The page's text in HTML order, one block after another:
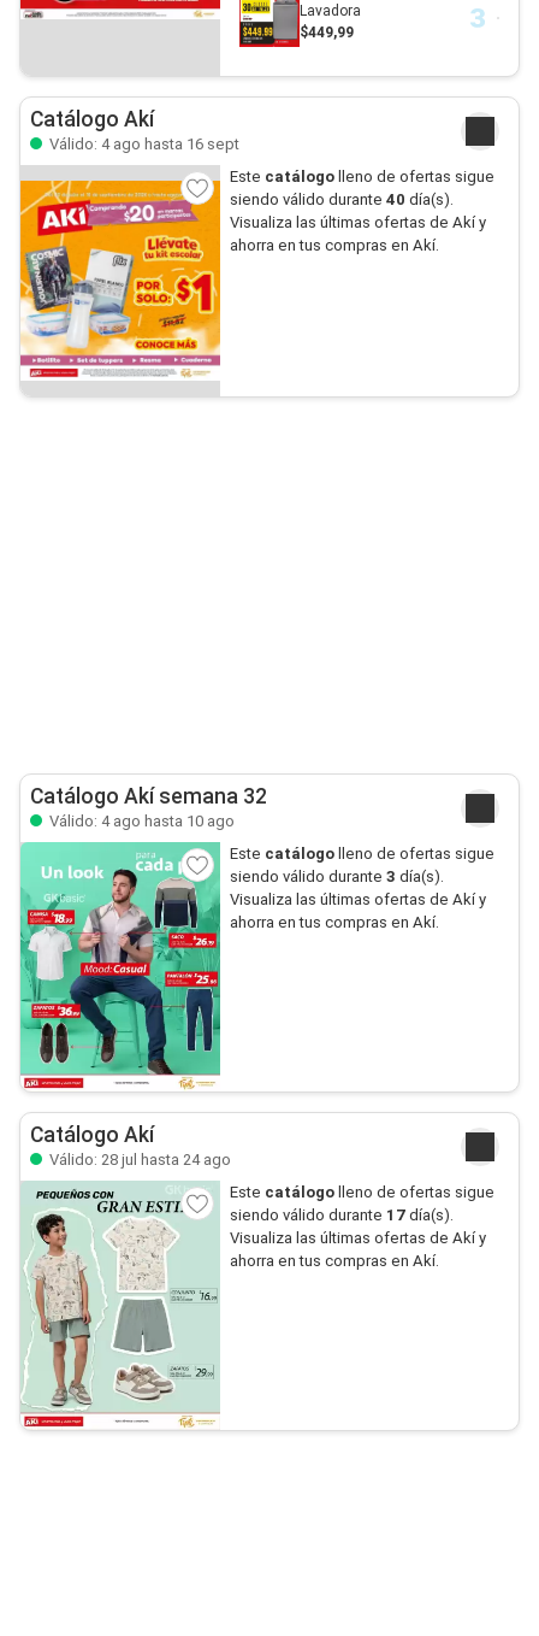
Lavadora
$449,99
Catálogo Akí
Válido: 4 ago hasta 16 sept
Este catálogo lleno de ofertas sigue
siendo válido durante 40 día(s).
Visualiza las últimas ofertas de Akí y
ahorra en tus compras en Akí.
Catálogo Akí semana 32
Válido: 4 ago hasta 10 ago
Este catálogo lleno de ofertas sigue
siendo válido durante 3 día(s).
Visualiza las últimas ofertas de Akí y
ahorra en tus compras en Akí.
Catálogo Akí
Válido: 28 jul hasta 24 ago
Este catálogo lleno de ofertas sigue
siendo válido durante 17día(s).
Visualiza las últimas ofertas de Akí y
ahorra en tus compras en Akí.